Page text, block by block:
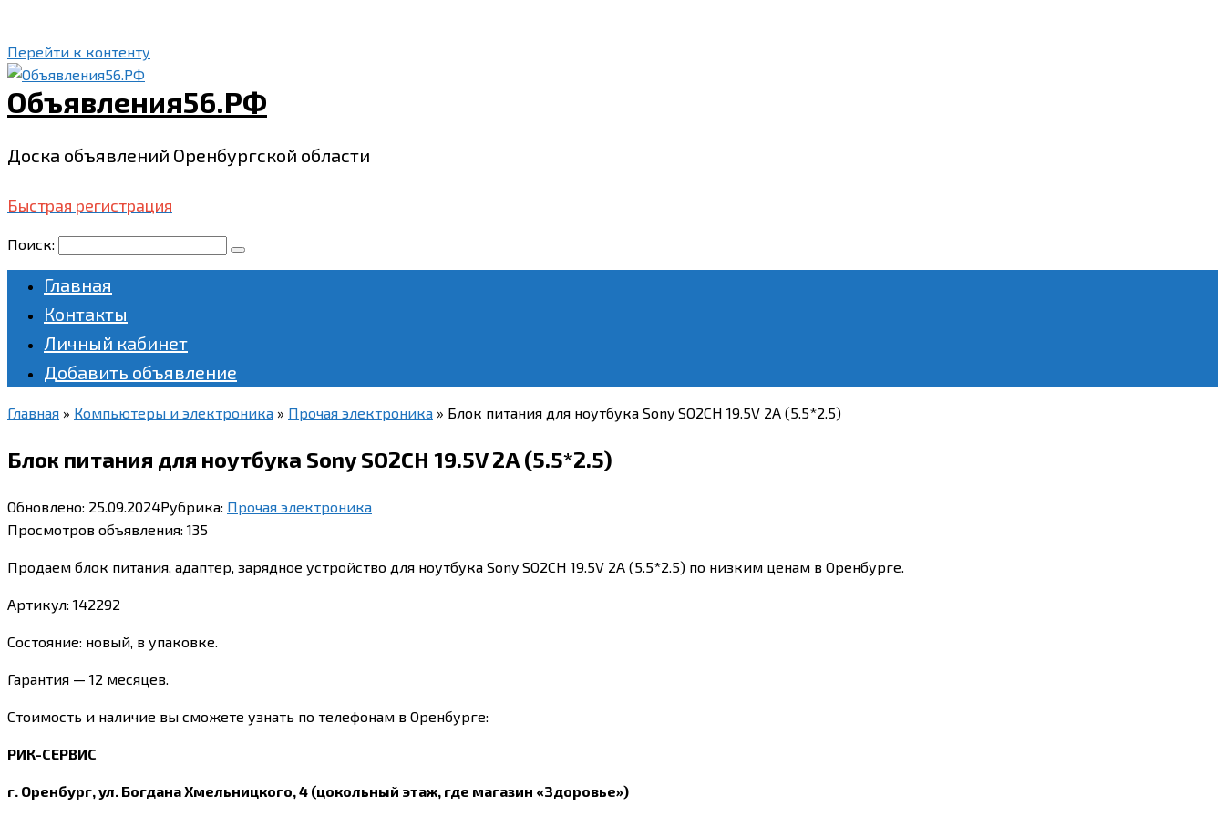
Перейти к контенту
Объявления56.РФ
Доска объявлений Оренбургской области
Быстрая регистрация
Поиск:
Главная
Контакты
Личный кабинет
Добавить объявление
Главная » Компьютеры и электроника » Прочая электроника » Блок питания для ноутбука Sony SO2CH 19.5V 2A (5.5*2.5)
Блок питания для ноутбука Sony SO2CH 19.5V 2A (5.5*2.5)
Обновлено: 25.09.2024Рубрика: Прочая электроника
Просмотров объявления: 135
Продаем блок питания, адаптер, зарядное устройство для ноутбука Sony SO2CH 19.5V 2A (5.5*2.5) по низким ценам в Оренбурге.
Артикул: 142292
Состояние: новый, в упаковке.
Гарантия — 12 месяцев.
Стоимость и наличие вы сможете узнать по телефонам в Оренбурге:
РИК-СЕРВИС
г. Оренбург, ул. Богдана Хмельницкого, 4 (цокольный этаж, где магазин «Здоровье»)